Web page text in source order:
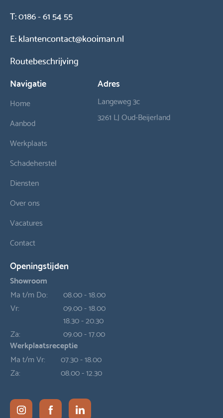
T:0186 - 61 54 55
E:klantencontact@kooiman.nl
Routebeschrijving
Navigatie
Home
Aanbod
Werkplaats
Schadeherstel
Diensten
Over ons
Vacatures
Contact
Adres
Langeweg 3c
3261 LJ Oud-Beijerland
Openingstijden
Showroom
Ma t/m Do:
08.00 - 18.00
Vr:
09.00 - 18.00
18.30 - 20.30
Za:
09.00 - 17.00
Werkplaatsreceptie
Ma t/m Vr:
07.30 - 18.00
Za:
08.00 - 12.30